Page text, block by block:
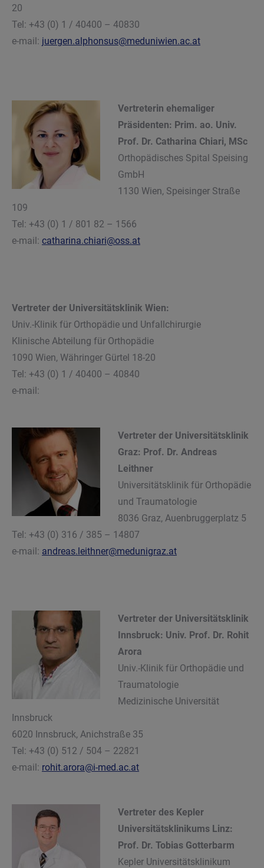
20
Tel: +43 (0) 1 / 40400 – 40830
e-mail: juergen.alphonsus@meduniwien.ac.at
Vertreterin ehemaliger
Präsidenten: Prim. ao. Univ.
Prof. Dr. Catharina Chiari, MSc
Orthopädisches Spital Speising
GmbH
1130 Wien, Speisinger Straße
109
Tel: +43 (0) 1 / 801 82 – 1566
e-mail: catharina.chiari@oss.at
Vertreter der Universitätsklinik Wien:
Univ.-Klinik für Orthopädie und Unfallchirurgie
Klinische Abteilung für Orthopädie
1090 Wien, Währinger Gürtel 18-20
Tel: +43 (0) 1 / 40400 – 40840
e-mail:
Vertreter der Universitätsklinik
Graz: Prof. Dr. Andreas
Leithner
Universitätsklinik für Orthopädie
und Traumatologie
8036 Graz, Auenbruggerplatz 5
Tel: +43 (0) 316 / 385 – 14807
e-mail: andreas.leithner@medunigraz.at
Vertreter der Universitätsklinik
Innsbruck: Univ. Prof. Dr. Rohit
Arora
Univ.-Klinik für Orthopädie und
Traumatologie
Medizinische Universität
Innsbruck
6020 Innsbruck, Anichstraße 35
Tel: +43 (0) 512 / 504 – 22821
e-mail: rohit.arora@i-med.ac.at
Vertreter des Kepler
Universitätsklinikums Linz:
Prof. Dr. Tobias Gotterbarm
Kepler Universitätsklinikum